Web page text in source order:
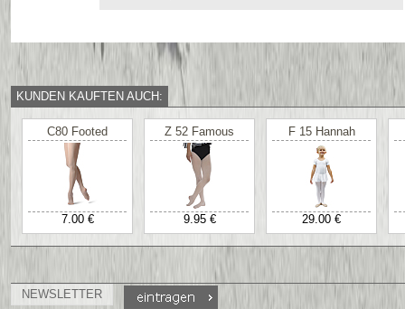
KUNDEN KAUFTEN AUCH:
C80 Footed
7.00 €
Z 52 Famous
9.95 €
F 15 Hannah
29.00 €
NEWSLETTER